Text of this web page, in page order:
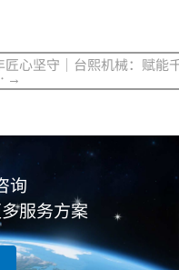
匠心坚守｜台熙机械：赋能
→
询
服务方案